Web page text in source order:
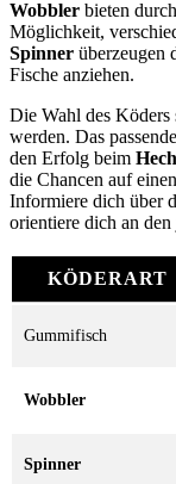
Wobbler bieten
Möglichkeit,
Spinner überzeugen
Fische anziehen.
Die Wahl des Köders
werden. Das
den Erfolg beim
die Chancen auf
Informiere dich über
orientiere dich an
KÖDERART
Gummifisch
Wobbler
Spinner